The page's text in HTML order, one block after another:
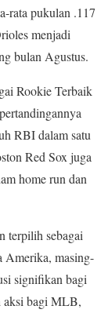
rata pukulan .117
menjadi
bulan Agustus.
Rookie Terbaik
RBI dalam satu
Red Sox juga
home run dan
terpilih sebagai
Amerika, masing-
signifikan bagi
aksi bagi MLB,